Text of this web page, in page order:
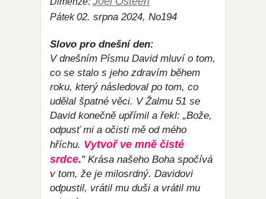
Pátek02. srpna 2024, No194
Slovo pro dnešní den:
V dnešním Písmu David mluví o tom,
co se stalo s jeho zdravím během
roku, který následoval po tom, co
udělal špatné věci. V Žalmu 51 se
David konečně upřímil a řekl: „Bože,
odpusť mi a očisti mě od mého
hříchu. Vytvoř ve mně čisté
srdce." Krása našeho Boha spočívá
v tom, že je milosrdný. Davidovi
odpustil, vrátil mu duši a vrátil mu